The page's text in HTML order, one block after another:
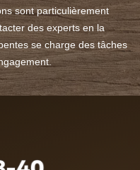
sont particulièrement
des experts en la
se charge des tâches